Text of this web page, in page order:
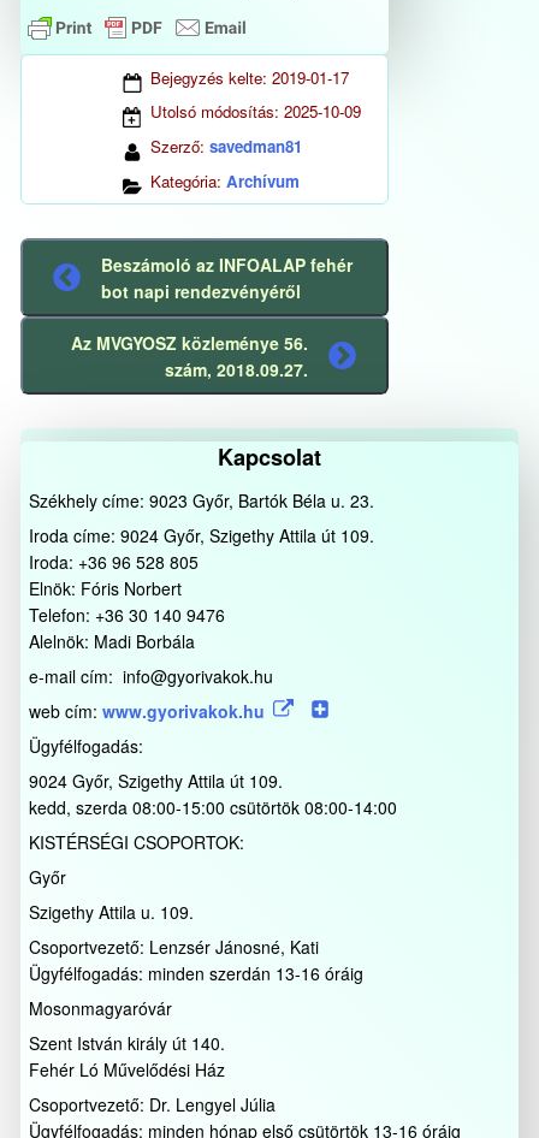
Bejegyzés kelte: 2019-01-17
Utolsó módosítás: 2025-10-09
Szerző: savedman81
Kategória: Archívum
Előző
bejegyzés
Beszámoló az INFOALAP fehér
bot napi rendezvényéről
bejegyzés
Az MVGYOSZ közleménye 56.
szám, 2018.09.27.
Kapcsolat
Székhely címe: 9023 Győr, Bartók Béla u. 23.
Iroda címe: 9024 Győr, Szigethy Attila út 109.
Iroda: +36 96 528 805
Elnök: Fóris Norbert
Telefon: +36 30 140 9476
Alelnök: Madi Borbála
e-mail cím: info@gyorivakok.hu
web cím: www.gyorivakok.hu
Ügyfélfogadás:
9024 Győr, Szigethy Attila út 109.
kedd, szerda 08:00-15:00 csütörtök 08:00-14:00
KISTÉRSÉGI CSOPORTOK:
Győr
Szigethy Attila u. 109.
Csoportvezető: Lenzsér Jánosné, Kati
Ügyfélfogadás: minden szerdán 13-16 óráig
Mosonmagyaróvár
Szent István király út 140.
Fehér Ló Művelődési Ház
Csoportvezető: Dr. Lengyel Júlia
Ügyfélfogadás: minden hónap első csütörtök 13-16 óráig